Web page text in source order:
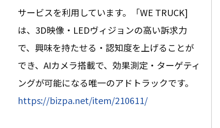
サービスを利用しています。「WE TRUCK]
は、3D映像・LEDヴィジョンの高い訴求力
で、興味を持たせる・認知度を上げることが
でき、AIカメラ搭載で、効果測定・ターゲティ
ングが可能になる唯一のアドトラックです。
https://bizpa.net/item/210611/